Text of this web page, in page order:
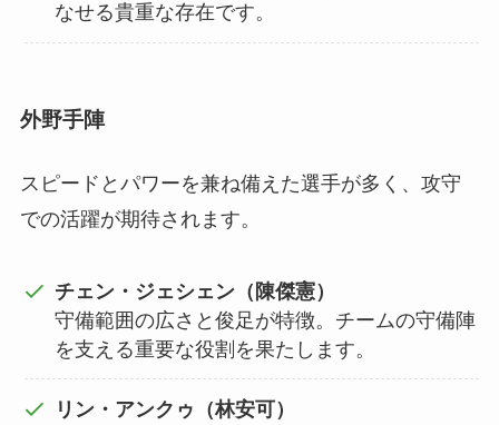
なせる貴重な存在です。
外野手陣
スピードとパワーを兼ね備えた選手が多く、攻守
での活躍が期待されます。
チェン・ジェシェン（陳傑憲）
守備範囲の広さと俊足が特徴。チームの守備陣
を支える重要な役割を果たします。
リン・アンクゥ（林安可）